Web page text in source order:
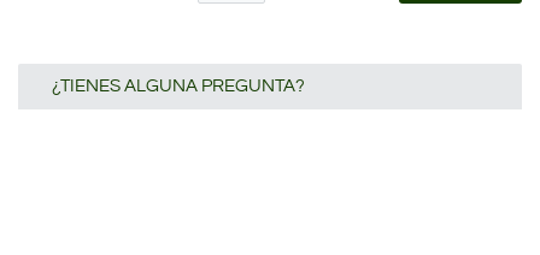
¿TIENES ALGUNA PREGUNTA?